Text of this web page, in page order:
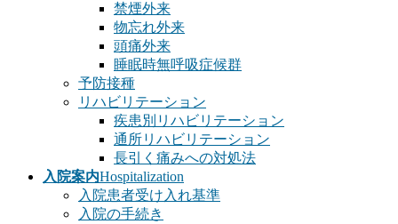
禁煙外来
物忘れ外来
頭痛外来
睡眠時無呼吸症候群
予防接種
リハビリテーション
疾患別リハビリテーション
通所リハビリテーション
長引く痛みへの対処法
入院案内Hospitalization
入院患者受け入れ基準
入院の手続き